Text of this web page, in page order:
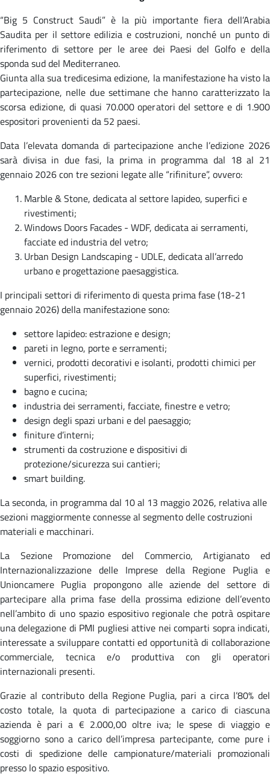
“Big 5 Construct Saudi” è la più importante fiera dell’Arabia
Saudita per il settore edilizia e costruzioni, nonché un punto di
riferimento di settore per le aree dei Paesi del Golfo e della
sponda sud del Mediterraneo.
Giunta alla sua tredicesima edizione, la manifestazione ha visto la
partecipazione, nelle due settimane che hanno caratterizzato la
scorsa edizione, di quasi 70.000 operatori del settore e di 1.900
espositori provenienti da 52 paesi.
Data l’elevata domanda di partecipazione anche l’edizione 2026
sarà divisa in due fasi, la prima in programma dal 18 al 21
gennaio 2026 con tre sezioni legate alle “rifiniture”, ovvero:
Marble & Stone, dedicata al settore lapideo, superfici e
rivestimenti;
Windows Doors Facades - WDF, dedicata ai serramenti,
facciate ed industria del vetro;
Urban Design Landscaping - UDLE, dedicata all’arredo
urbano e progettazione paesaggistica.
I principali settori di riferimento di questa prima fase (18-21
gennaio 2026) della manifestazione sono:
settore lapideo: estrazione e design;
pareti in legno, porte e serramenti;
vernici, prodotti decorativi e isolanti, prodotti chimici per
superfici, rivestimenti;
bagno e cucina;
industria dei serramenti, facciate, finestre e vetro;
design degli spazi urbani e del paesaggio;
finiture d’interni;
strumenti da costruzione e dispositivi di
protezione/sicurezza sui cantieri;
smart building.
La seconda, in programma dal 10 al 13 maggio 2026, relativa alle
sezioni maggiormente connesse al segmento delle costruzioni
materiali e macchinari.
La Sezione Promozione del Commercio, Artigianato ed
Internazionalizzazione delle Imprese della Regione Puglia e
Unioncamere Puglia propongono alle aziende del settore di
partecipare alla prima fase della prossima edizione dell’evento
nell’ambito di uno spazio espositivo regionale che potrà ospitare
una delegazione di PMI pugliesi attive nei comparti sopra indicati,
interessate a sviluppare contatti ed opportunità di collaborazione
commerciale, tecnica e/o produttiva con gli operatori
internazionali presenti.
Grazie al contributo della Regione Puglia, pari a circa l’80% del
costo totale, la quota di partecipazione a carico di ciascuna
azienda è pari a € 2.000,00 oltre iva; le spese di viaggio e
soggiorno sono a carico dell’impresa partecipante, come pure i
costi di spedizione delle campionature/materiali promozionali
presso lo spazio espositivo.